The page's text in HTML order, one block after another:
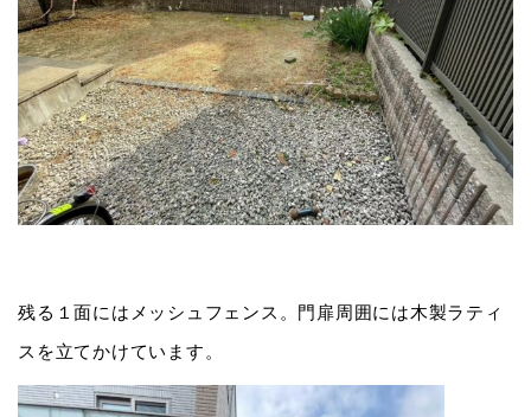
残る１面にはメッシュフェンス。門扉周囲には木製ラティ
スを立てかけています。